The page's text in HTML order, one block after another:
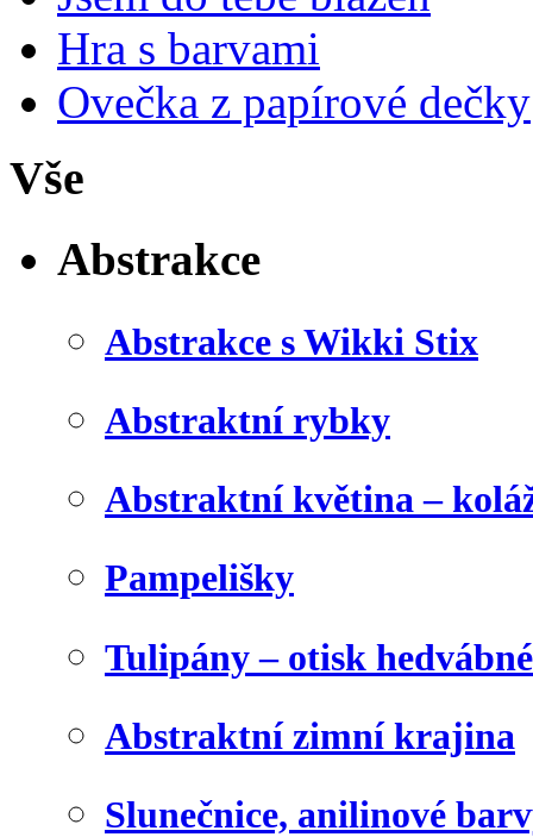
Hra s barvami
Ovečka z papírové dečky
Vše
Abstrakce
Abstrakce s Wikki Stix
Abstraktní rybky
Abstraktní květina –
Pampelišky
Tulipány – otisk
Abstraktní zimní krajina
Slunečnice, anilinové